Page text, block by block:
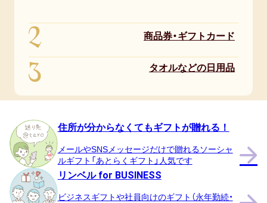
2 商品券・ギフトカード
3 タオルなどの日用品
住所が分からなくてもギフトが贈れる！
メールやSNSメッセージだけで贈れるソーシャ
ルギフト「あとらくギフト」人気です
リンベル for BUSINESS
ビジネスギフトや社員向けのギフト（永年勤続・